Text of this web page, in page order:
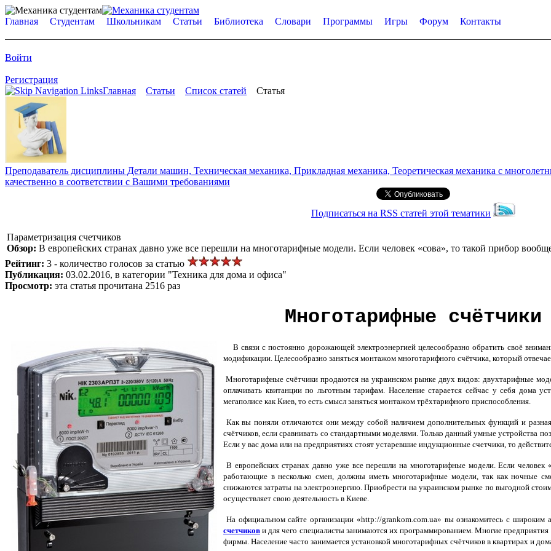
Главная Студентам Школьникам Статьи Библиотека Словари Программы Игры Форум Контакты
Войти
Регистрация
Главная
Статьи Список статей Статья
Преподаватель дисциплины Детали машин, Техническая механика, Прикладная механика, Теоретическая механика с
качественно в соответствии с Вашими требованиями
Подписаться на RSS статей этой тематики
Параметризация счетчиков
Обзор: В европейских странах давно уже все перешли на многотарифные модели. Если человек «сова», то такой прибор
Рейтинг: 3 - количество голосов за статью
Публикация: 03.02.2016, в категории "Техника для дома и офиса"
Просмотр: эта статья прочитана 2516 раз
Многотарифные счётчики
В связи с постоянно дорожающей электроэнергией целесообразно обратить своё
модификации. Целесообразно заняться монтажом многотарифного счётчика, который
Многотарифные счётчики продаются на украинском рынке двух видов: двухтарифные
оплачивать квитанции по льготным тарифам. Население старается сейчас у себя дома
мегаполисе как Киев, то есть смысл заняться монтажом трёхтарифного приспособления.
Как вы поняли отличаются они между собой наличием дополнительных функций и
счётчиков, если сравнивать со стандартными моделями. Только данный умные устройства
Если у вас дома или на предприятиях стоят устаревшие индукционные счетчики, то
В европейских странах давно уже все перешли на многотарифные модели. Если
работающие в несколько смен, должны иметь многотарифные модели, так как ночные
снижаются затраты на электроэнергию. Приобрести на украинском рынке по выгодной
осуществляет свою деятельность в Киеве.
На официальном сайте организации «http://grankom.com.ua» вы ознакомитесь с широким
счетчиков и для чего специалисты занимаются их программированием. Многие
фирмы. Население часто занимается установкой многотарифных счётчиков в квартирах и